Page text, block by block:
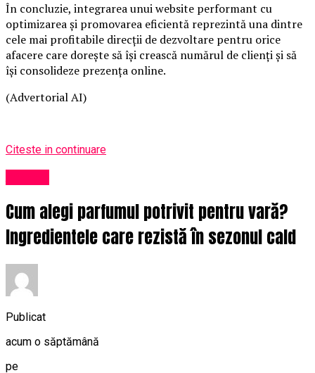
În concluzie, integrarea unui website performant cu
optimizarea și promovarea eficientă reprezintă una dintre
cele mai profitabile direcții de dezvoltare pentru orice
afacere care dorește să își crească numărul de clienți și să
își consolideze prezența online.
(Advertorial AI)
Citeste in continuare
Cum alegi parfumul potrivit pentru vară?
Ingredientele care rezistă în sezonul cald
Publicat
acum o săptămână
pe